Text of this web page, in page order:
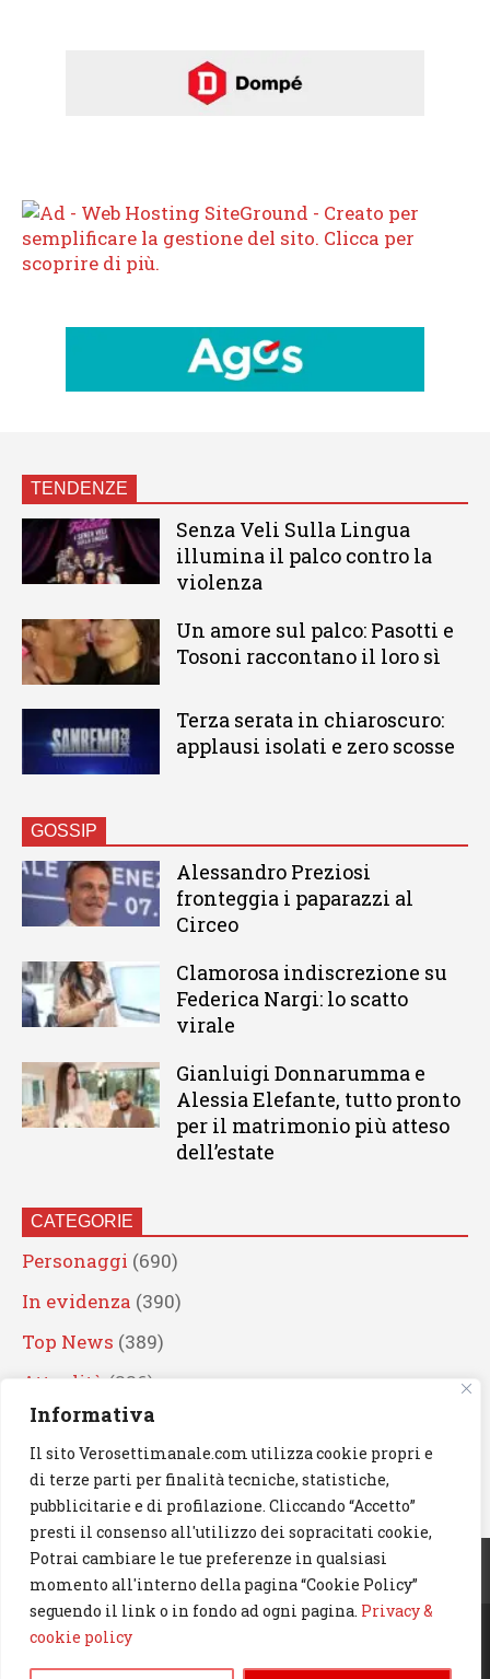
Informativa
Il sito Verosettimanale.com utilizza cookie propri e
di terze parti per finalità tecniche, statistiche,
pubblicitarie e di profilazione. Cliccando “Accetto”
presti il consenso all'utilizzo dei sopracitati cookie,
Potrai cambiare le tue preferenze in qualsiasi
momento all'interno della pagina “Cookie Policy”
seguendo il link o in fondo ad ogni pagina. Privacy &
cookie policy
TENDENZE
Senza Veli Sulla Lingua
illumina il palco contro la
violenza
Un amore sul palco: Pasotti e
Tosoni raccontano il loro sì
Terza serata in chiaroscuro:
applausi isolati e zero scosse
GOSSIP
Alessandro Preziosi
fronteggia i paparazzi al
Circeo
Clamorosa indiscrezione su
Federica Nargi: lo scatto
virale
Gianluigi Donnarumma e
Alessia Elefante, tutto pronto
per il matrimonio più atteso
dell’estate
CATEGORIE
Personaggi (690)
In evidenza (390)
Top News (389)
Attualità (336)
Eventi(330)
Artisti (241)
News(238)
Cerca
© 2023 Verosettimanale.com. All rights reserved.